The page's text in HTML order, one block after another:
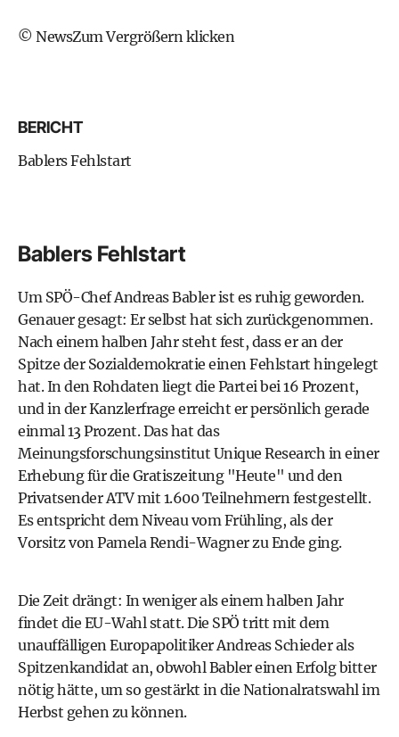
© NewsZum Vergrößern klicken
BERICHT
Bablers Fehlstart
Bablers Fehlstart
Um SPÖ-Chef Andreas Babler ist es ruhig geworden.
Genauer gesagt: Er selbst hat sich zurückgenommen.
Nach einem halben Jahr steht fest, dass er an der
Spitze der Sozialdemokratie einen Fehlstart hingelegt
hat. In den Rohdaten liegt die Partei bei 16 Prozent,
und in der Kanzlerfrage erreicht er persönlich gerade
einmal 13 Prozent. Das hat das
Meinungsforschungsinstitut Unique Research in einer
Erhebung für die Gratiszeitung "Heute" und den
Privatsender ATV mit 1.600 Teilnehmern festgestellt.
Es entspricht dem Niveau vom Frühling, als der
Vorsitz von Pamela Rendi-Wagner zu Ende ging.
Die Zeit drängt: In weniger als einem halben Jahr
findet die EU-Wahl statt. Die SPÖ tritt mit dem
unauffälligen Europapolitiker Andreas Schieder als
Spitzenkandidat an, obwohl Babler einen Erfolg bitter
nötig hätte, um so gestärkt in die Nationalratswahl im
Herbst gehen zu können.